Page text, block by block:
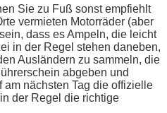
Sie zu Fuß sonst empfiehlt
vermieten Motorräder (aber
dass es Ampeln, die leicht
in der Regel stehen daneben,
Ausländern zu sammeln, die
abgeben und
nächsten Tag die offizielle
der Regel die richtige